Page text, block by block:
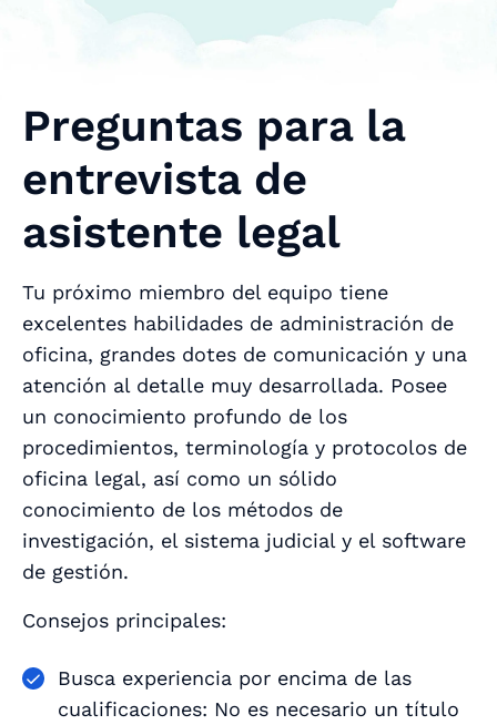
Preguntas para la
entrevista de
asistente legal
Tu próximo miembro del equipo tiene
excelentes habilidades de administración de
oficina, grandes dotes de comunicación y una
atención al detalle muy desarrollada. Posee
un conocimiento profundo de los
procedimientos, terminología y protocolos de
oficina legal, así como un sólido
conocimiento de los métodos de
investigación, el sistema judicial y el software
de gestión.
Consejos principales:
Busca experiencia por encima de las
cualificaciones: No es necesario un título